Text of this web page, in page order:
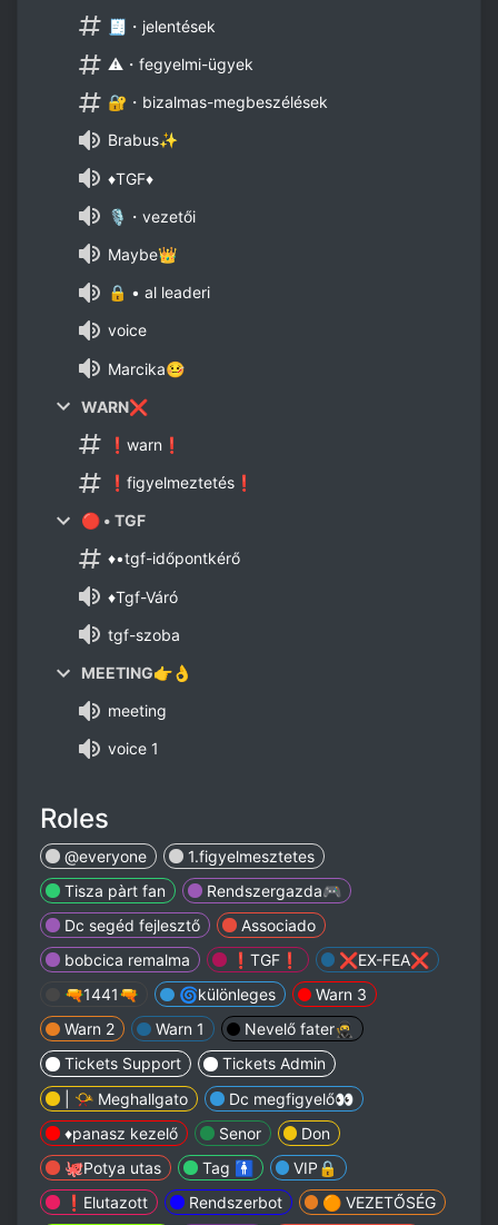
🧾・jelentések
⚠️・fegyelmi-ügyek
🔐・bizalmas-megbeszélések
Brabus✨
♦️TGF♦️
🎙️・vezetői
Maybe👑
🔒 • al leaderi
voice
Marcika🤒
WARN❌
❗warn❗
❗figyelmeztetés❗
🔴 • TGF
♦️•tgf-időpontkérő
♦️Tgf-Váró
tgf-szoba
MEETING👉👌
meeting
voice 1
Roles
@everyone
1.figyelmesztetes
Tisza pàrt fan
Rendszergazda🎮
Dc segéd fejlesztő
Associado
bobcica remalma
❗️TGF❗️
❌EX-FEA❌
🔫1441🔫
🌀különleges
Warn 3
Warn 2
Warn 1
Nevelő fater🥷
Tickets Support
Tickets Admin
| 📯 Meghallgato
Dc megfigyelő👀
♦️panasz kezelő
Senor
Don
🐙Potya utas
Tag 🚹
VIP🔒
❗Elutazott
Rendszerbot 🟠 VEZETŐSÉG